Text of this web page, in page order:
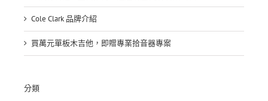
Cole Clark 品牌介紹
買萬元單板木吉他，即贈專業拾音器專案
分類